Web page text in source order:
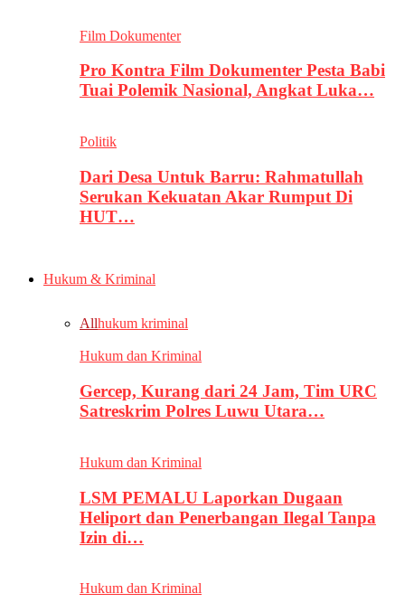
Film Dokumenter
Pro Kontra Film Dokumenter Pesta Babi
Tuai Polemik Nasional, Angkat Luka…
Politik
Dari Desa Untuk Barru: Rahmatullah
Serukan Kekuatan Akar Rumput Di
HUT…
Hukum & Kriminal
Allhukum kriminal
Hukum dan Kriminal
Gercep, Kurang dari 24 Jam, Tim URC
Satreskrim Polres Luwu Utara…
Hukum dan Kriminal
LSM PEMALU Laporkan Dugaan
Heliport dan Penerbangan Ilegal Tanpa
Izin di…
Hukum dan Kriminal